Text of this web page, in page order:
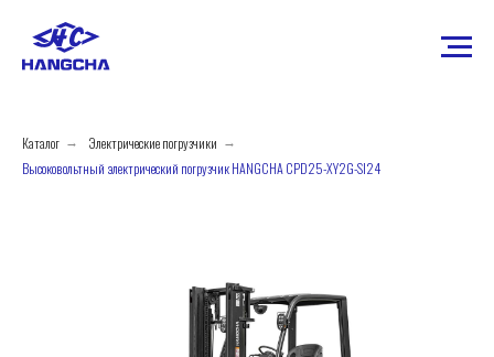
Каталог → Электрические погрузчики →
Высоковольтный электрический погрузчик HANGCHA CPD25-XY2G-SI24